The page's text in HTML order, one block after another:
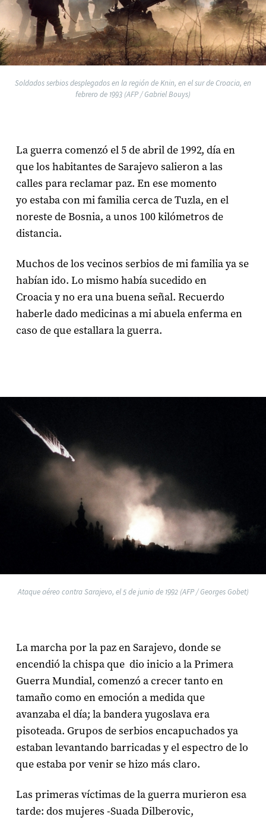
Soldados serbios desplegados en la región de Knin, en el sur de Croacia, en
febrero de 1993 (AFP / Gabriel Bouys)
La guerra comenzó el 5 de abril de 1992, día en
que los habitantes de Sarajevo salieron a las
calles para reclamar paz. En ese momento
yo estaba con mi familia cerca de Tuzla, en el
noreste de Bosnia, a unos 100 kilómetros de
distancia.
Muchos de los vecinos serbios de mi familia ya se
habían ido. Lo mismo había sucedido en
Croacia y no era una buena señal. Recuerdo
haberle dado medicinas a mi abuela enferma en
caso de que estallara la guerra.
Ataque aéreo contra Sarajevo, el 5 de junio de 1992 (AFP / Georges Gobet)
La marcha por la paz en Sarajevo, donde se
encendió la chispa que dio inicio a la Primera
Guerra Mundial, comenzó a crecer tanto en
tamaño como en emoción a medida que
avanzaba el día; la bandera yugoslava era
pisoteada. Grupos de serbios encapuchados ya
estaban levantando barricadas y el espectro de lo
que estaba por venir se hizo más claro.
Las primeras víctimas de la guerra murieron esa
tarde: dos mujeres -Suada Dilberovic,